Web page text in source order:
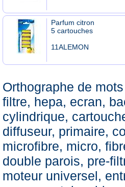
Parfum citron
5 cartouches
11ALEMON
Orthographe de
filtre, hepa, ecran,
cylindrique,
diffuseur, primaire,
microfibre, micro,
double parois, pre-
moteur universel,